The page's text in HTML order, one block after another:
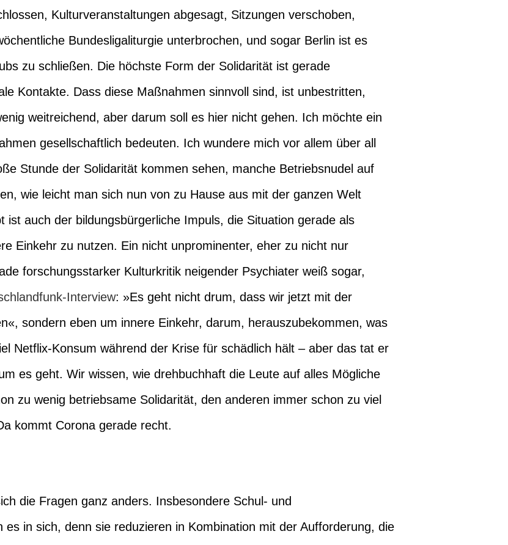
Kulturveranstaltungen abgesagt, Sitzungen verschoben,
Bundesligaliturgie unterbrochen, und sogar Berlin ist es
zu schließen. Die höchste Form der Solidarität ist gerade
Kontakte. Dass diese Maßnahmen sinnvoll sind, ist unbestritten,
weitreichend, aber darum soll es hier nicht gehen. Ich möchte ein
gesellschaftlich bedeuten. Ich wundere mich vor allem über all
Stunde der Solidarität kommen sehen, manche Betriebsnudel auf
wie leicht man sich nun von zu Hause aus mit der ganzen Welt
ist auch der bildungsbürgerliche Impuls, die Situation gerade als
Einkehr zu nutzen. Ein nicht unprominenter, eher zu nicht nur
forschungsstarker Kulturkritik neigender Psychiater weiß sogar,
Interview: »Es geht nicht drum, dass wir jetzt mit der
sondern eben um innere Einkehr, darum, herauszubekommen, was
Netflix-Konsum während der Krise für schädlich hält – aber das tat er
es geht. Wir wissen, wie drehbuchhaft die Leute auf alles Mögliche
zu wenig betriebsame Solidarität, den anderen immer schon zu viel
kommt Corona gerade recht.
die Fragen ganz anders. Insbesondere Schul- und
es in sich, denn sie reduzieren in Kombination mit der Aufforderung, die